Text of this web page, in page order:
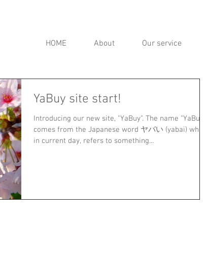
HOME About Our service
YaBuy site start!
Introducing our new site, "YaBuy". The name "YaBuy"
comes from the Japanese word ヤバい (yabai) which
in current day, refers to something...